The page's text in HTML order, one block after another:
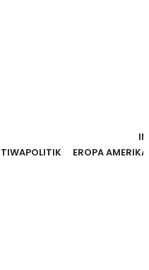
POLITIK
EROPA AMERIKA